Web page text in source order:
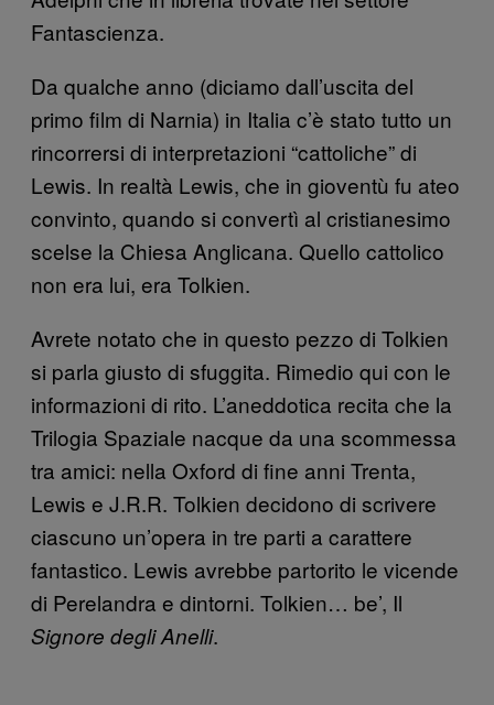
Fantascienza.
Da qualche anno (diciamo dall’uscita del
primo film di Narnia) in Italia c’è stato tutto un
rincorrersi di interpretazioni “cattoliche” di
Lewis. In realtà Lewis, che in gioventù fu ateo
convinto, quando si convertì al cristianesimo
scelse la Chiesa Anglicana. Quello cattolico
non era lui, era Tolkien.
Avrete notato che in questo pezzo di Tolkien
si parla giusto di sfuggita. Rimedio qui con le
informazioni di rito. L’aneddotica recita che la
Trilogia Spaziale nacque da una scommessa
tra amici: nella Oxford di fine anni Trenta,
Lewis e J.R.R. Tolkien decidono di scrivere
ciascuno un’opera in tre parti a carattere
fantastico. Lewis avrebbe partorito le vicende
di Perelandra e dintorni. Tolkien… be’, Il
Signore degli Anelli.